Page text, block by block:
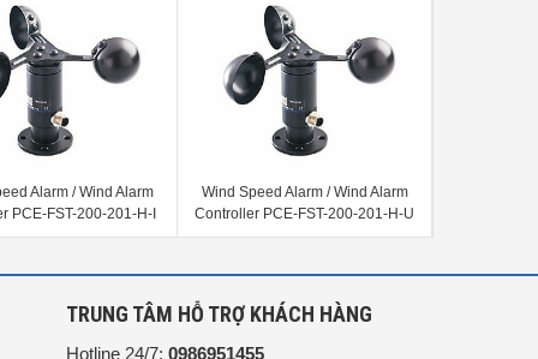
Alarm / Wind Alarm
PCE-FST-200-201-H-I
Wind Speed Alarm / Wind Alarm
Controller PCE-FST-200-201-H-U
TRUNG TÂM HỖ TRỢ KHÁCH HÀNG
Hotline 24/7: 0986951455